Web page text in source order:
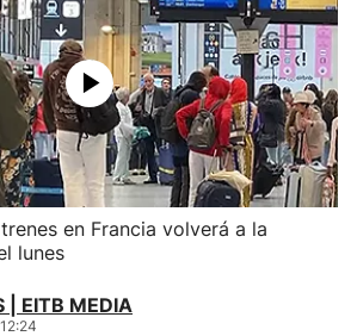
en Francia volverá a la
lunes
| EITB MEDIA